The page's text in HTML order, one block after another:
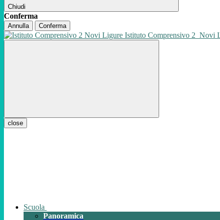
Chiudi
Conferma
Annulla Conferma
Istituto Comprensivo 2 Novi
close
Scuola
Panoramica